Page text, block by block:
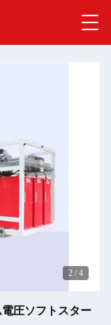
2 / 4
圧ソフトスター